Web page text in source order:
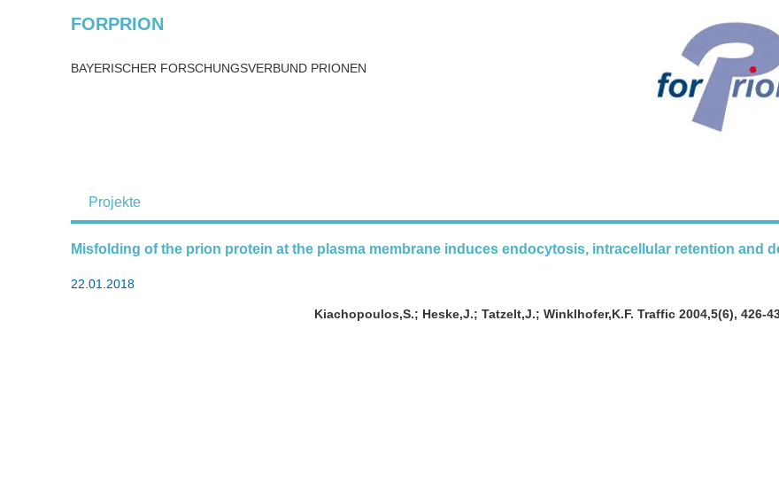
FORPRION
BAYERISCHER FORSCHUNGSVERBUND PRIONEN
Projekte
Misfolding of the prion protein at the plasma membrane induces endocytosis, intracellular retention and
22.01.2018
Kiachopoulos,S.; Heske,J.; Tatzelt,J.; Winklhofer,K.F. Traffic 2004,5(6), 426-